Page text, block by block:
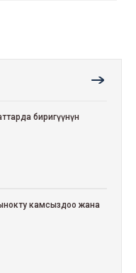
биригүүнүн
камсыздоо жана